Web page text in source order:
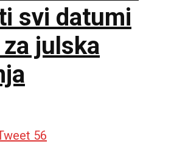
svi datumi
julska
56